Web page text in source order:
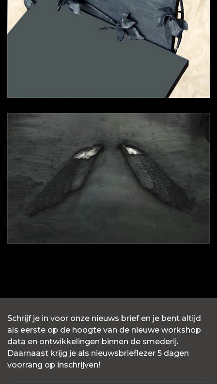
Schrijf je in voor onze nieuws brief en je bent altijd
als eerste op de hoogte van de nieuwe workshop
data en ontwikkelingen binnen de smederij.
Daarnaast krijg je als nieuwsbrieflezer 5 dagen
voorrang op inschrijven!